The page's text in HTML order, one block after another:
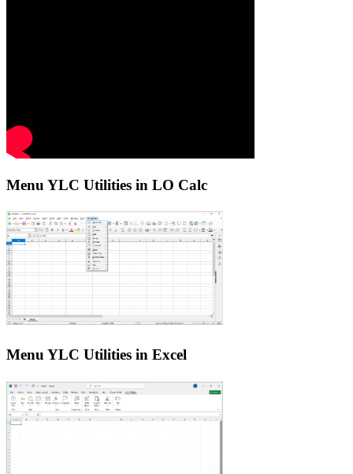
Menu YLC Utilities in LO Calc
Menu YLC Utilities in Excel